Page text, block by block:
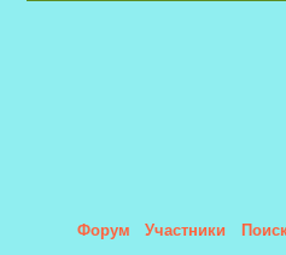
Форум Участники